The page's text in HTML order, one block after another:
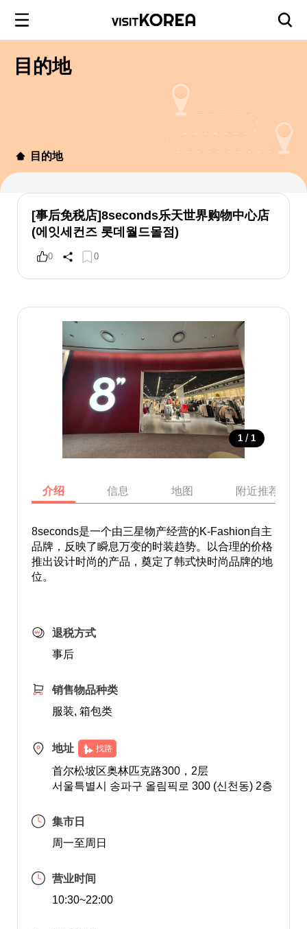
目的地
目的地
[事后免税店]8seconds乐天世界购物中心店
(에잇세컨즈 롯데월드몰점)
0 0
1 / 1
介绍 信息 地图 附近推荐景点
8seconds是一个由三星物产经营的K-Fashion自主
品牌，反映了瞬息万变的时装趋势。以合理的价格
推出设计时尚的产品，奠定了韩式快时尚品牌的地
位。
退税方式
事后
销售物品种类
服装, 箱包类
地址 找路
首尔松坡区奥林匹克路300，2层
서울특별시 송파구 올림픽로 300 (신천동) 2층
集市日
周一至周日
营业时间
10:30~22:00